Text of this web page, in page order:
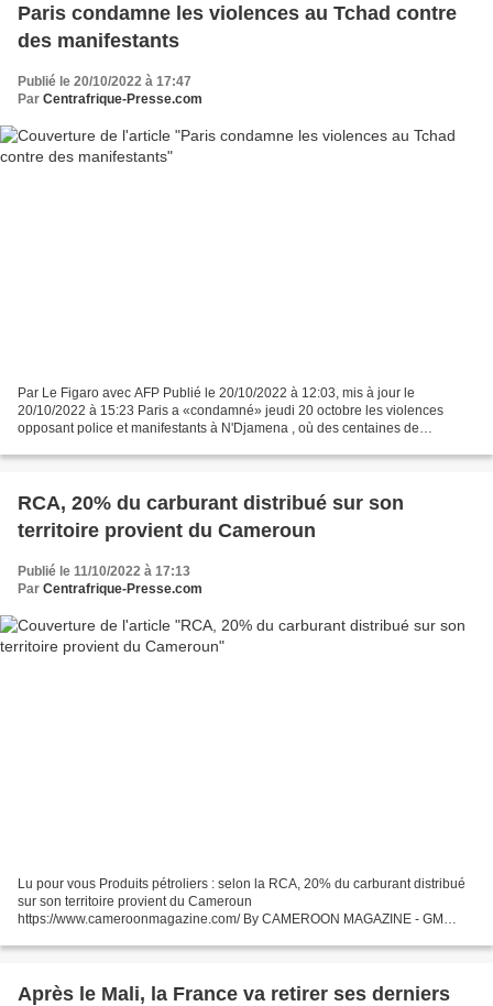
Paris condamne les violences au Tchad contre
des manifestants
Publié le 20/10/2022 à 17:47
Par Centrafrique-Presse.com
Par Le Figaro avec AFP Publié le 20/10/2022 à 12:03, mis à jour le
20/10/2022 à 15:23 Paris a «condamné» jeudi 20 octobre les violences
opposant police et manifestants à N'Djamena , où des centaines de
RCA, 20% du carburant distribué sur son
territoire provient du Cameroun
Publié le 11/10/2022 à 17:13
Par Centrafrique-Presse.com
Lu pour vous Produits pétroliers : selon la RCA, 20% du carburant distribué
sur son territoire provient du Cameroun
https://www.cameroonmagazine.com/ By CAMEROON MAGAZINE - GM
Cameroon...
Après le Mali, la France va retirer ses derniers